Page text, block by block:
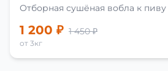
Отборная сушёная вобла к пиву
1 200 ₽ 1 450 ₽
от 3кг